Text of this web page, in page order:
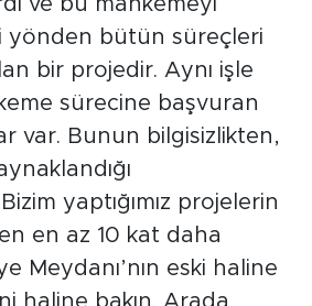
ve bu mahkemeyi
yönden bütün süreçleri
bir projedir. Aynı işle
sürecine başvuran
var. Bunun bilgisizlikten,
yaptığımız projelerin
en az 10 kat daha
Meydanı’nın eski haline
haline bakın. Arada